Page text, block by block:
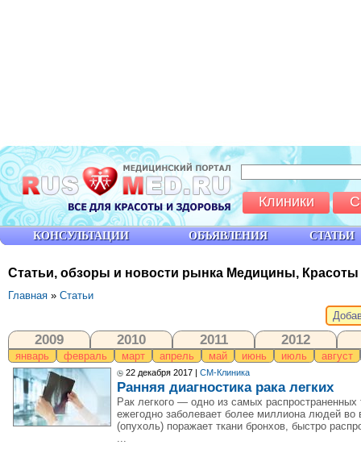
Статьи, обзоры и новости рынка Медицины,
Главная » Статьи
2009 2010 2011 2012
январь февраль март апрель май июнь июль август
22 декабря 2017 | СМ-Клиника
Ранняя диагностика рака легких
Рак легкого — одно из самых
ежегодно заболевает более миллиона людей во
(опухоль) поражает ткани бронхов, быстро
...
КОНСУЛЬТАЦИИ ОБЪЯВЛЕНИЯ СТАТЬИ
Клиники